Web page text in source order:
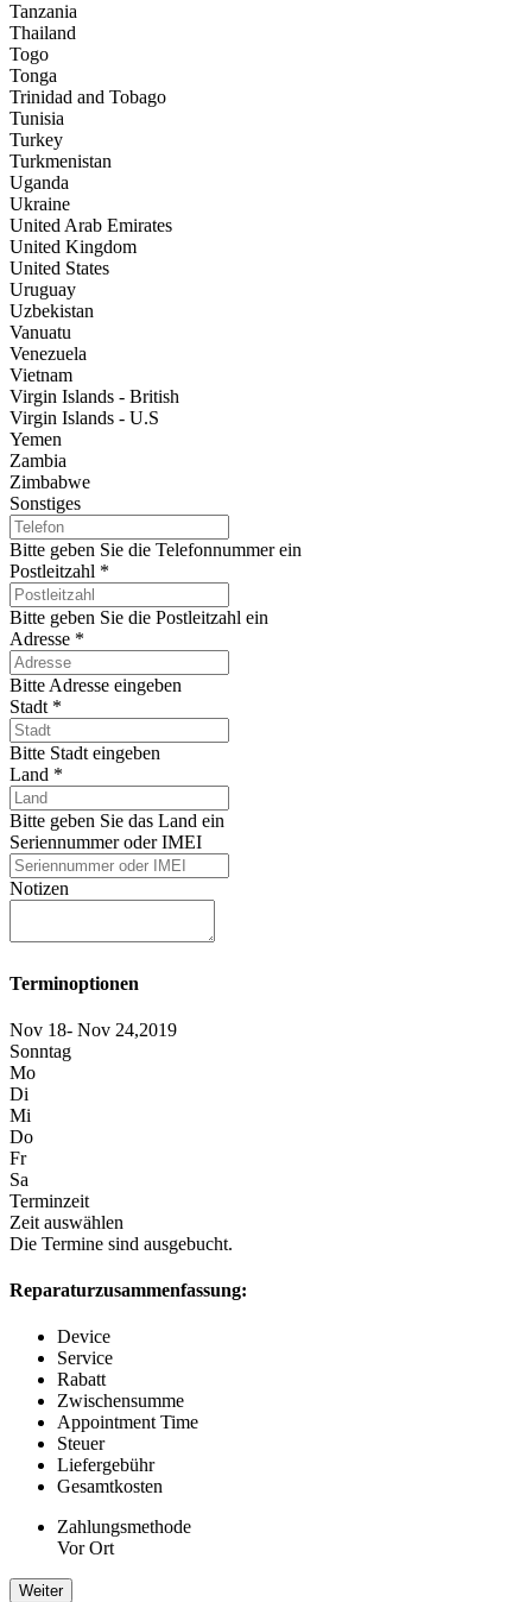
Tanzania
Thailand
Togo
Tonga
Trinidad and Tobago
Tunisia
Turkey
Turkmenistan
Uganda
Ukraine
United Arab Emirates
United Kingdom
United States
Uruguay
Uzbekistan
Vanuatu
Venezuela
Vietnam
Virgin Islands - British
Virgin Islands - U.S
Yemen
Zambia
Zimbabwe
Sonstiges
Bitte geben Sie die Telefonnummer ein
Postleitzahl *
Bitte geben Sie die Postleitzahl ein
Adresse *
Bitte Adresse eingeben
Stadt *
Bitte Stadt eingeben
Land *
Bitte geben Sie das Land ein
Seriennummer oder IMEI
Notizen
Terminoptionen
Nov 18- Nov 24,2019
Sonntag
Mo
Di
Mi
Do
Fr
Sa
Terminzeit
Zeit auswählen
Die Termine sind ausgebucht.
Reparaturzusammenfassung:
Device
Service
Rabatt
Zwischensumme
Appointment Time
Steuer
Liefergebühr
Gesamtkosten
Zahlungsmethode
Vor Ort
Weiter